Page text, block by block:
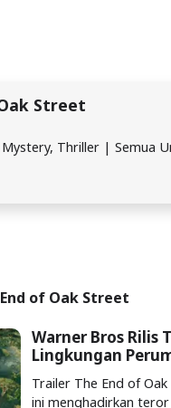
Street
Mystery, Thriller | Semua
of Oak Street
Warner Bros Rilis
Lingkungan
Trailer The End of
ini menghadirkan